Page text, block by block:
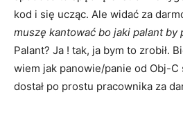
kod i się ucząc. Ale widać za
muszę kantować bo jaki palant by
Palant? Ja ! tak, ja bym to zrobił.
wiem jak panowie/panie od Obj-
dostał po prostu pracownika za